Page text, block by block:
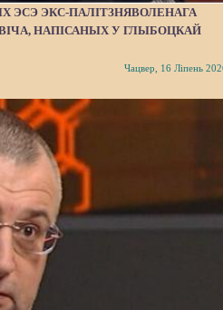
ЭСЭ ЭКС-ПАЛІТЗНЯВОЛЕНАГА
НАПІСАНЫХ У ГЛЫБОЦКАЙ
Чацвер, 16 Ліпень